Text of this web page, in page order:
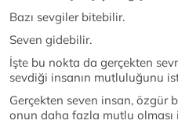
Bazı sevgiler bitebilir.
Seven gidebilir.
İşte bu nokta da gerçekten
sevdiği insanın mutluluğunu
Gerçekten seven insan, özgür
onun daha fazla mutlu olması